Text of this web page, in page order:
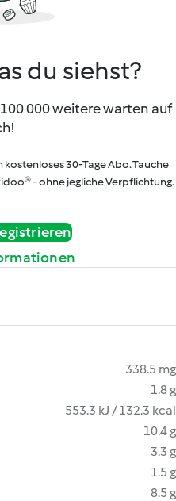
du siehst?
000 weitere warten auf
30-Tage Abo. Tauche
- ohne jegliche Verpflichtung.
338.5 mg
1.8 g
553.3 kJ / 132.3 kcal
10.4 g
3.3 g
1.5 g
8.5 g